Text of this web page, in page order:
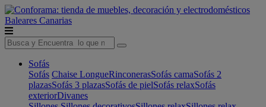
Baleares Canarias
Sofás
Sofás Chaise LongueRinconerasSofás camaSofás 2
plazasSofás 3 plazasSofás de pielSofás relaxSofás
exteriorDivanes